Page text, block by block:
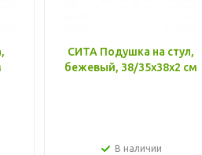
СИТА Подушка на стул,
бежевый, 38/35x38x2 см
В наличии